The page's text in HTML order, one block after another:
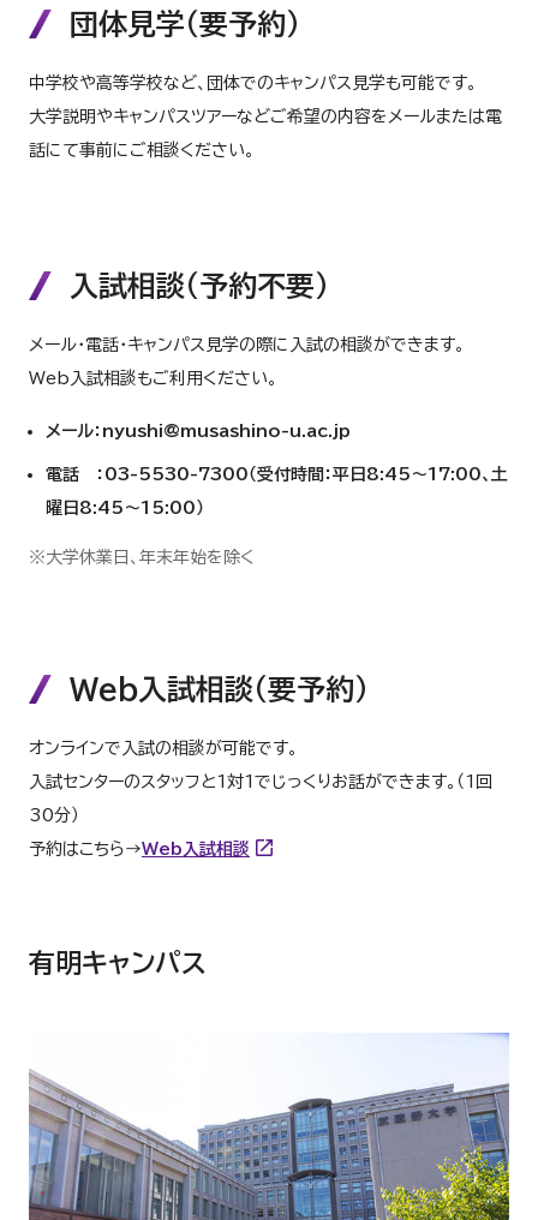
団体見学（要予約）
中学校や高等学校など、団体でのキャンパス見学も可能です。
大学説明やキャンパスツアーなどご希望の内容をメールまたは電
話にて事前にご相談ください。
入試相談（予約不要）
メール・電話・キャンパス見学の際に入試の相談ができます。
Web入試相談もご利用ください。
メール：nyushi@musashino-u.ac.jp
電話 ：03-5530-7300（受付時間：平日8:45～17:00、土
曜日8:45～15:00）
※大学休業日、年末年始を除く
Web入試相談（要予約）
オンラインで入試の相談が可能です。
入試センターのスタッフと1対1でじっくりお話ができます。（1回
30分）
予約はこちら→Web入試相談
有明キャンパス